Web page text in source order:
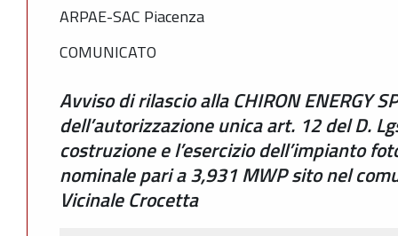
ARPAE-SAC Piacenza
COMUNICATO
Avviso di rilascio alla CHIRON ENERGY
dell’autorizzazione unica art. 12 del D.
costruzione e l’esercizio dell’impianto
nominale pari a 3,931 MWP sito nel
Vicinale Crocetta